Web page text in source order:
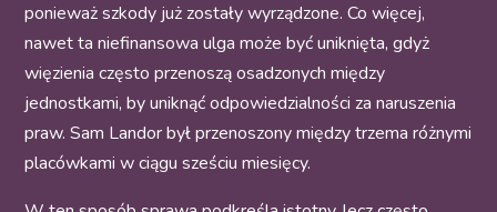
ponieważ szkody już zostały wyrządzone. Co więcej,
nawet ta niefinansowa ulga może być uniknięta, gdyż
więzienia często przenoszą osadzonych między
jednostkami, by uniknąć odpowiedzialności za naruszenia
praw. Sam Landor był przenoszony między trzema różnymi
placówkami w ciągu sześciu miesięcy.